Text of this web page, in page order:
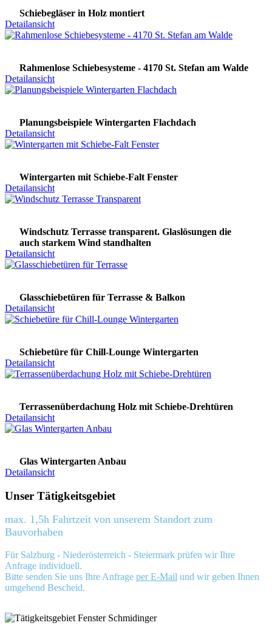
Schiebegläser in Holz montiert
Detailansicht
Rahmenlose Schiebesysteme - 4170 St. Stefan am Walde
Detailansicht
Planungsbeispiele Wintergarten Flachdach
Detailansicht
Wintergarten mit Schiebe-Falt Fenster
Detailansicht
Windschutz Terrasse transparent. Glaslösungen die
auch starkem Wind standhalten
Detailansicht
Glasschiebetüren für Terrasse & Balkon
Detailansicht
Schiebetüre für Chill-Lounge Wintergarten
Detailansicht
Terrassenüberdachung Holz mit Schiebe-Drehtüren
Detailansicht
Glas Wintergarten Anbau
Detailansicht
Unser Tätigkeitsgebiet
max. 1,5h Fahrtzeit von unserem Standort zum
Bauvorhaben
Für Salzburg - Niederösterreich - Steiermark prüfen wir Ihre
Anfrage individuell.
Bitte senden Sie uns Ihre Anfrage per E-Mail und wir geben Ihnen
umgehend Bescheid.